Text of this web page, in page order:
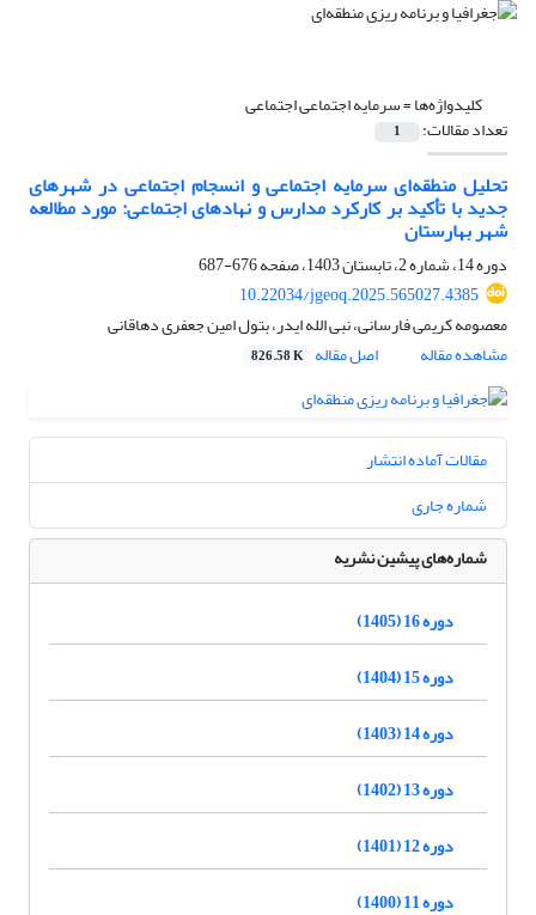
کلیدواژه‌ها =سرمایه اجتماعی اجتماعی
تعداد مقالات: 1
تحلیل منطقه‌ای سرمایه اجتماعی و انسجام اجتماعی در شهرهای
جدید با تأکید بر کارکرد مدارس و نهادهای اجتماعی: مورد مطالعه
شهر بهارستان
دوره 14، شماره 2، تابستان 1403، صفحه
676-687
10.22034/jgeoq.2025.565027.4385
معصومه کریمی فارسانی، نبی الله ایدر، بتول امین جعفری دهاقانی
مشاهده مقاله
اصل مقاله 826.58 K
مقالات آماده انتشار
شماره جاری
شماره‌های پیشین نشریه
دوره 16 (1405)
دوره 15 (1404)
دوره 14 (1403)
دوره 13 (1402)
دوره 12 (1401)
دوره 11 (1400)